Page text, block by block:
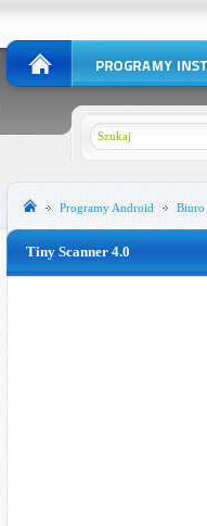
ProgramyAndroid Biuro
Tiny Scanner 4.0